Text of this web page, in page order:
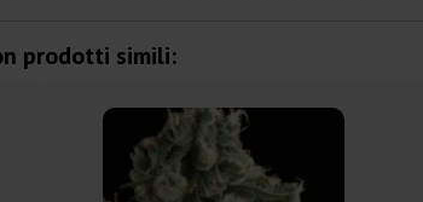
prodotti simili: